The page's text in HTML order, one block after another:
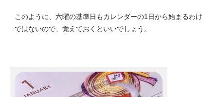
このように、六曜の基準日もカレンダーの1日から始まるわけ
ではないので、覚えておくといいでしょう。